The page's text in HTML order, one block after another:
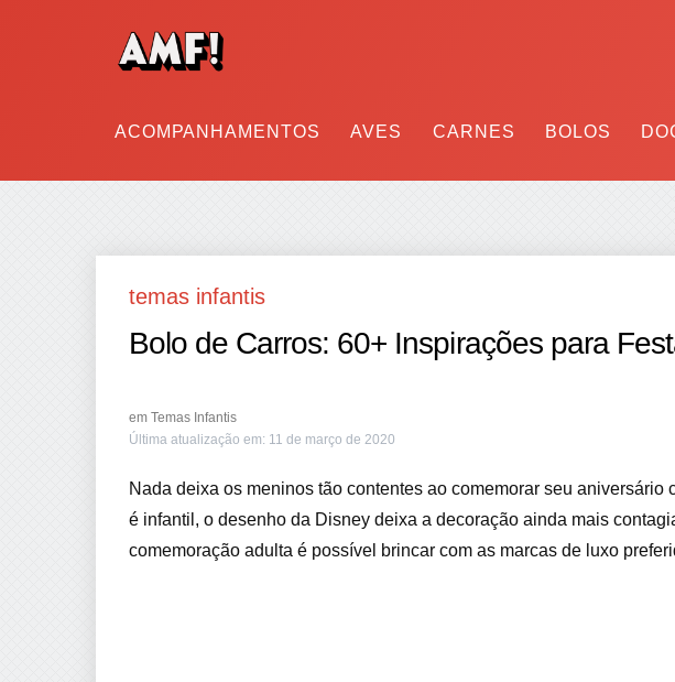
ACOMPANHAMENTOS AVES CARNES BOLOS
temas infantis
Bolo de Carros: 60+ Inspirações para
em Temas Infantis
Última atualização em: 11 de março de 2020
Nada deixa os meninos tão contentes ao comemorar seu aniversário
é infantil, o desenho da Disney deixa a decoração ainda mais
comemoração adulta é possível brincar com as marcas de luxo